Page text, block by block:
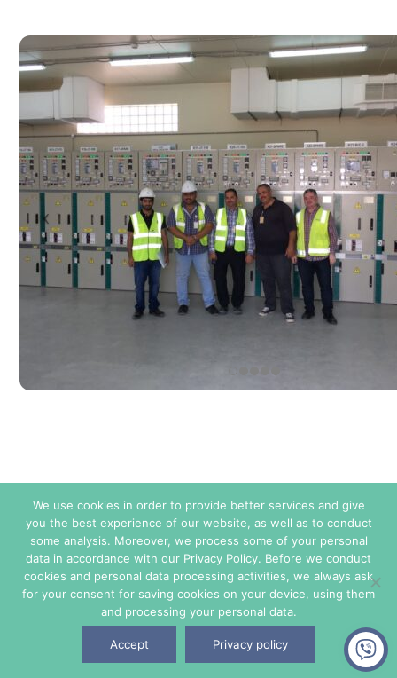
Condiciones de Venta
© Copyright 2026. Todos los derechos reservados - TE ENERGY.
We use cookies in order to provide better services and give
you the best experience of our website, as well as to conduct
some analysis. Moreover, we process some of your personal
data in accordance with our Privacy Policy. Before we conduct
cookies and personal data processing activities, we always ask
for your consent for saving cookies on your device, using them
and processing your personal data.
Accept Privacy policy